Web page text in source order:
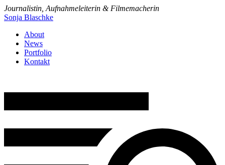
Journalistin, Aufnahmeleiterin & Filmemacherin
Sonja Blaschke
About
News
Portfolio
Kontakt